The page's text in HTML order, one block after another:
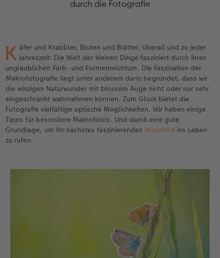
Personalisierter Schuber
CEWE FOTOBUCH Kids
Einband mit Leder und Leinen
Erste Schritte
Bestellwege
Kundenbeispiele
Coffeetable Book «Art Collection»
CEWE FOTOBUCH per PDF
Matte Prints
Fotosets
Fotosticker
Sofortfotos
Passfotos
Photo Streetmap Poster
hexxas
Acrylglas
Alu Dibond
Foto auf Holz
Hartschaum
Weitere Anlässe
Fotokarten
Postkarten
Einzelkarten im Direktversand
Dekoration
Schule & Büro
Haustiere
Faber-Castell
Art Prints
Geschenkidee
Foto-Leckerlidose
Wandkalender mit Design
Wandkalender A4 Panorama
Wandkalender A3
Tischkalender Quadratisch
Zubehör
Sofortgrusskarten
Sofortcollagen
Mehrteilige Sofortfotos
Biometrische Passfotos
Filiale finden
Zum Geburtstag
Geschenke zum Abschied
Fotogeschenke zum Osterfest
für Brautpaare
für den JGA
Hochzeit
Fotowettbewerbe
Kundengeschichten
App
durch die Fotografie
K äfer und Krabbler, Blüten und Blätter, überall und zu jeder
Jahreszeit: Die Welt der kleinen Dinge fasziniert durch ihren
unglaublichen Farb- und Formenreichtum. Die Faszination der
Makrofotografie liegt unter anderem darin begründet, dass wir
die winzigen Naturwunder mit blossem Auge nicht oder nur sehr
eingeschränkt wahrnehmen können. Zum Glück bietet die
Fotografie vielfältige optische Möglichkeiten. Wir haben einige
Tipps für besondere Makrofotos. Und damit eine gute
Grundlage, um Ihr nächstes faszinierendesWandbild ins Leben
zu rufen.